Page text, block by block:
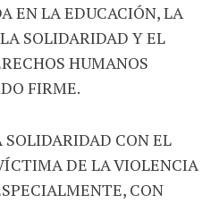
EN LA EDUCACIÓN, LA
SOLIDARIDAD Y EL
HUMANOS
FIRME.
CON EL
DE LA VIOLENCIA
CON